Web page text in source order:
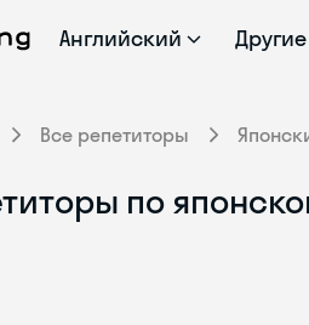
Английский
Все репетиторы
по